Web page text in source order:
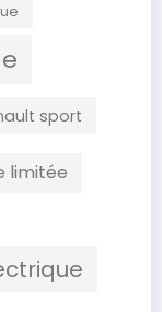
sport
limitée